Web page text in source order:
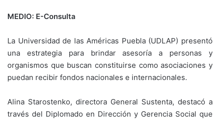
MEDIO: E-Consulta
La Universidad de las Américas Puebla (UDLAP) presentó
una estrategia para brindar asesoría a personas y
organismos que buscan constituirse como asociaciones y
puedan recibir fondos nacionales e internacionales.
Alina Starostenko, directora General Sustenta, destacó a
través del Diplomado en Dirección y Gerencia Social que